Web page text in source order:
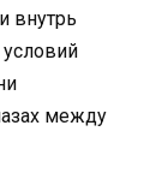
внутрь
между